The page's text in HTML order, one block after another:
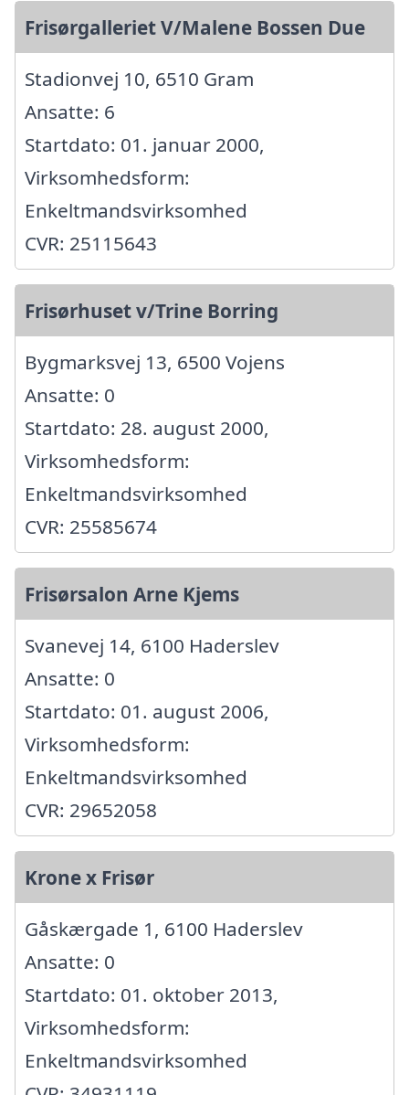
Frisørgalleriet V/Malene Bossen Due
Stadionvej 10, 6510 Gram
Ansatte: 6
Startdato: 01. januar 2000,
Virksomhedsform:
Enkeltmandsvirksomhed
CVR: 25115643
Frisørhuset v/Trine Borring
Bygmarksvej 13, 6500 Vojens
Ansatte: 0
Startdato: 28. august 2000,
Virksomhedsform:
Enkeltmandsvirksomhed
CVR: 25585674
Frisørsalon Arne Kjems
Svanevej 14, 6100 Haderslev
Ansatte: 0
Startdato: 01. august 2006,
Virksomhedsform:
Enkeltmandsvirksomhed
CVR: 29652058
Krone x Frisør
Gåskærgade 1, 6100 Haderslev
Ansatte: 0
Startdato: 01. oktober 2013,
Virksomhedsform:
Enkeltmandsvirksomhed